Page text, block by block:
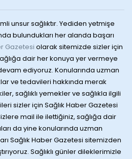
unsur sağlıktır. Yediden yetmişe
bulundukları her alanda başarı
Gazetesi olarak sitemizde sizler için
dair her konuya yer vermeye
ediyoruz. Konularında uzman
ve tedavileri hakkında merak
sağlıklı yemekler ve sağlıkla ilgili
sizler için Sağlık Haber Gazetesi
mail ile ilettiğiniz, sağlığa dair
da yine konularında uzman
Sağlık Haber Gazetesi sitemizden
Sağlıklı günler dileklerimizle